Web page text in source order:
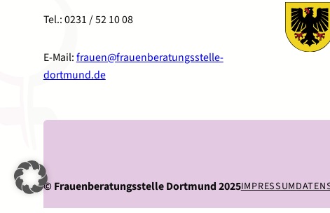
Tel.: 0231 / 52 10 08
E-Mail:frauen@frauenberatungsstelle-
dortmund.de
© Frauenberatungsstelle Dortmund 2025IMPRESSUM